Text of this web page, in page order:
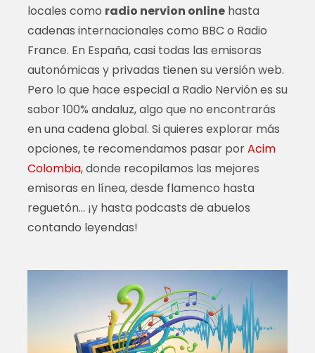
locales como radio nervion onlinehasta
cadenas internacionales como BBC o Radio
France. En España, casi todas las emisoras
autonómicas y privadas tienen su versión web.
Pero lo que hace especial a Radio Nervión es su
sabor 100% andaluz, algo que no encontrarás
en una cadena global. Si quieres explorar más
opciones, te recomendamos pasar porAcim
Colombia, donde recopilamos las mejores
emisoras en línea, desde flamenco hasta
reguetón… ¡y hasta podcasts de abuelos
contando leyendas!